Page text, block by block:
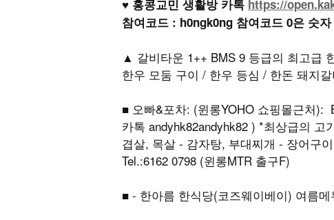
♥ 홍콩교민 생활방 카톡 https://
참여코드 : h0ngk0ng 참여코드 0은 숫
▲ 갈비타운 1++ BMS 9 등급의 최고급
한우 모둠 구이 / 한우 등심 / 한돈 돼지
■ 오빠&포차: (윈롱YOHO 쇼핑몰근처
카톡 andyhk82andyhk82 ) *최상급의
겹살, 목살 - 감자탕, 부대찌개 - 장어구
Tel.:6162 0798 (윈롱MTR 출구F)
■ - 한아름 한식당(코즈웨이베이) 여름